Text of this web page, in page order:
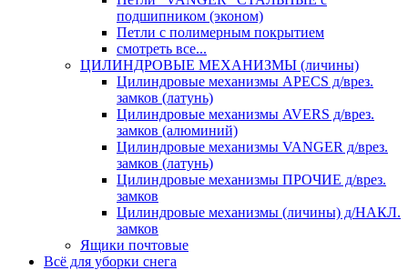
подшипником (эконом)
Петли с полимерным покрытием
смотреть все...
ЦИЛИНДРОВЫЕ МЕХАНИЗМЫ (личины)
Цилиндровые механизмы APECS д/врез.
замков (латунь)
Цилиндровые механизмы AVERS д/врез.
замков (алюминий)
Цилиндровые механизмы VANGER д/врез.
замков (латунь)
Цилиндровые механизмы ПРОЧИЕ д/врез.
замков
Цилиндровые механизмы (личины) д/НАКЛ.
замков
Ящики почтовые
Всё для уборки снега